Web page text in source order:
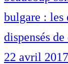
bulgare : les
dispensés
22 avril 2017